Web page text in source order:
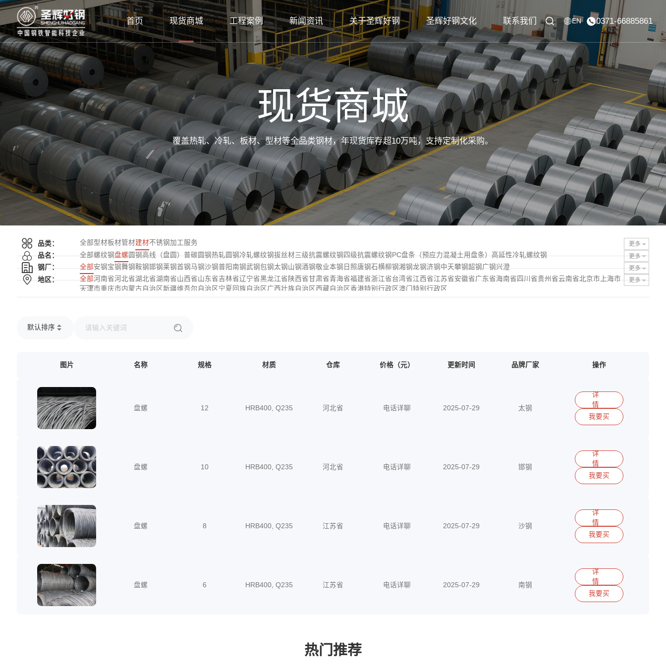
首页 现货商城 工程案例 新闻资讯 关于圣辉好钢 圣辉好钢文化 联系我们 EN 0371-66885861
现货商城
覆盖热轧、冷轧、板材、型材等全品类钢材，年现货库存超10万吨，支持定制化采购。
品类： 全部型材板材管材建材不锈钢加工服务 更多
品名： 全部螺纹钢盘螺圆钢高线（盘圆）普碳圆钢热轧圆钢冷轧螺纹钢拔丝材三级抗震螺纹钢四级抗震螺纹钢PC盘条（预应力混凝土用盘条）高延性冷轧螺纹钢 更多
钢厂： 全部安钢宝钢舞钢鞍钢邯钢莱钢首钢马钢沙钢普阳南钢武钢包钢太钢山钢酒钢敬业本钢日照唐钢石横柳钢湘钢龙钢济钢中天攀钢韶钢广钢兴澄 更多
地区： 全部河南省河北省湖北省湖南省山西省山东省吉林省辽宁省黑龙江省陕西省甘肃省青海省福建省浙江省台湾省江西省江苏省安徽省广东省海南省四川省贵州省云南省北京市上海市
天津市重庆市内蒙古自治区新疆维吾尔自治区 宁夏回族自治区 广西壮族自治区 西藏自治区香港特别行政区 澳门特别行政区
更多
默认排序
图片 名称 规格 材质 仓库 价格（元） 更新时间 品牌厂家 操作
盘螺 12 HRB400, Q235 河北省 电话详聊 2025-07-29 太钢
详
情
我要买
盘螺 10 HRB400, Q235 河北省 电话详聊 2025-07-29 邯钢
详
情
我要买
盘螺 8 HRB400, Q235 江苏省 电话详聊 2025-07-29 沙钢
详
情
我要买
盘螺 6 HRB400, Q235 江苏省 电话详聊 2025-07-29 南钢
详
情
我要买
热门推荐